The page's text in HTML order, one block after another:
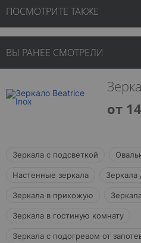
ПОСМОТРИТЕ ТАКЖЕ
ВЫ РАНЕЕ СМОТРЕЛИ
от
Зеркала с подсветкой
Настенные зеркала Зеркала
Зеркала в прихожую
Зеркала в гостиную комнату
Зеркала с подогревом от